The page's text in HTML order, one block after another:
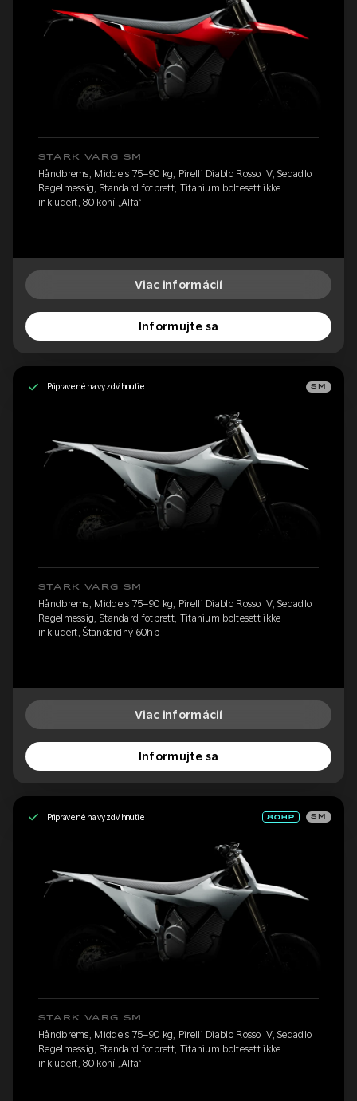
STARK VARG SM
Håndbrems, Middels 75–90 kg, Pirelli Diablo Rosso IV, Sedadlo
Regelmessig, Standard fotbrett, Titanium boltesett ikke
inkludert, 80 koní „Alfa“
Viac informácií
Informujte sa
Pripravené na vyzdvihnutie SM
STARK VARG SM
Håndbrems, Middels 75–90 kg, Pirelli Diablo Rosso IV, Sedadlo
Regelmessig, Standard fotbrett, Titanium boltesett ikke
inkludert, Štandardný 60hp
Viac informácií
Informujte sa
Pripravené na vyzdvihnutie SM
STARK VARG SM
Håndbrems, Middels 75–90 kg, Pirelli Diablo Rosso IV, Sedadlo
Regelmessig, Standard fotbrett, Titanium boltesett ikke
inkludert, 80 koní „Alfa“